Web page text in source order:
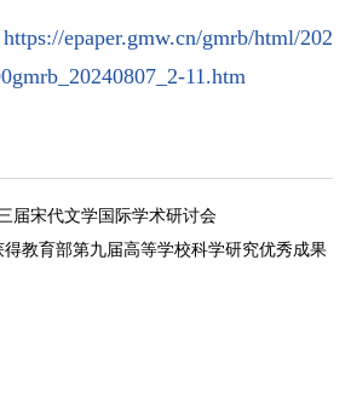
https://epaper.gmw.cn/gmrb/html/202
11.htm
届宋代文学国际学术研讨会
得教育部第九届高等学校科学研究优秀成果